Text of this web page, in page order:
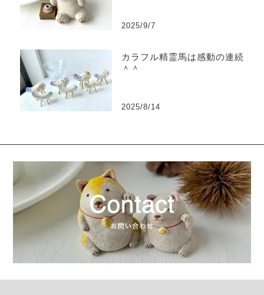
2025/9/7
カラフル精霊馬は感動の連続
＾＾
2025/8/14